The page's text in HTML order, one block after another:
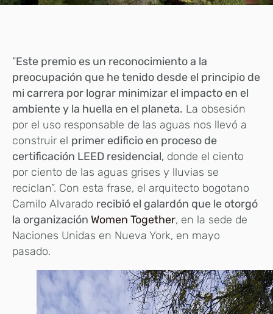
“Este premio es un reconocimiento a la
preocupación que he tenido desde el principio de
mi carrera por lograr minimizar el impacto en el
ambiente y la huella en el planeta. La obsesión
por el uso responsable de las aguas nos llevó a
construir el primer edificio en proceso de
certificación LEED residencial, donde el ciento
por ciento de las aguas grises y lluvias se
reciclan”. Con esta frase, el arquitecto bogotano
Camilo Alvarado recibió el galardón que le otorgó
la organización Women Together, en la sede de
Naciones Unidas en Nueva York, en mayo
pasado.